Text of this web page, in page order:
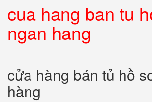
cua hang ban tu
ngan hang
cửa hàng bán tủ hồ
hàng